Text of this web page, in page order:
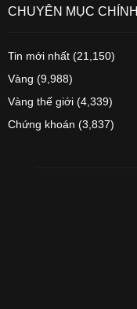
CHUYÊN MỤC CHÍNH
Tin mới nhất (21,150)
Vàng (9,988)
Vàng thế giới (4,339)
Chứng khoán (3,837)